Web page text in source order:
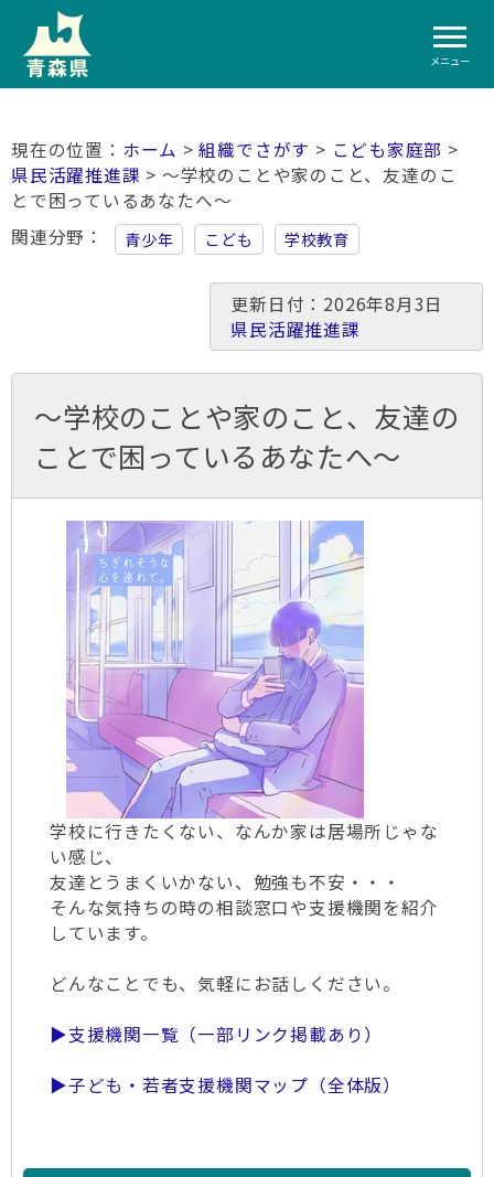
メニュー
ホーム >組織でさがす > こども家庭部 >
県民活躍推進課 > ～学校のことや家のこと、友達のこ
とで困っているあなたへ～
関連分野
青少年 こども 学校教育
更新日付：2026年8月3日
県民活躍推進課
～学校のことや家のこと、友達の
ことで困っているあなたへ～
学校に行きたくない、なんか家は居場所じゃな
い感じ、
友達とうまくいかない、勉強も不安・・・
そんな気持ちの時の相談窓口や支援機関を紹介
しています。
どんなことでも、気軽にお話しください。
▶支援機関一覧（一部リンク掲載あり）
▶子ども・若者支援機関マップ（全体版）